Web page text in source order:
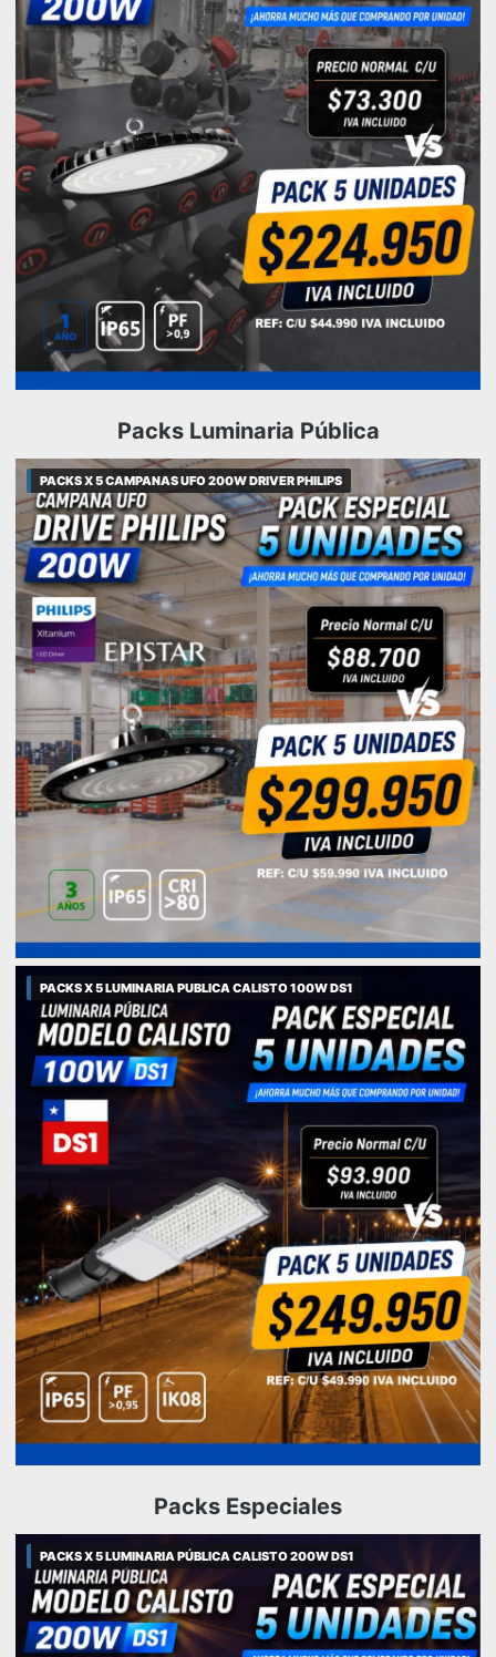
Packs Luminaria Pública
PACKS X 5 CAMPANAS UFO 200W DRIVER PHILIPS
PACKS X 5 LUMINARIA PUBLICA CALISTO 100W DS1
Packs Especiales
PACKS X 5 LUMINARIA PÚBLICA CALISTO 200W DS1